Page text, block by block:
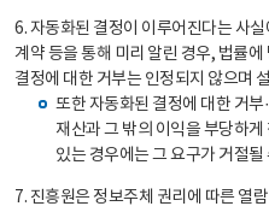
6. 자동화된 결정이 이루어진다는 사
계약 등을 통해 미리 알린 경우, 법률
결정에 대한 거부는 인정되지 않으며
또한 자동화된 결정에 대한 거부
재산과 그 밖의 이익을 부당하
있는 경우에는 그 요구가 거절될
7. 진흥원은 정보주체 권리에 따른 열